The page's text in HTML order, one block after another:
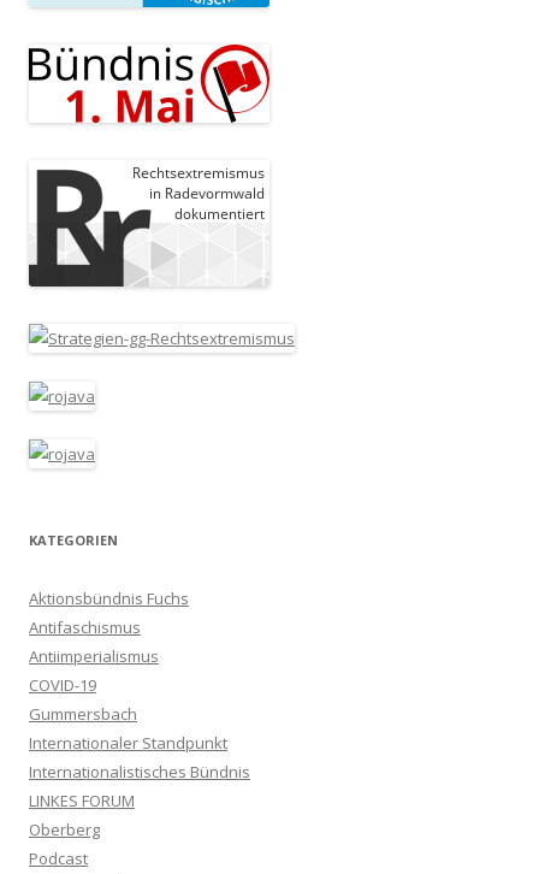
KATEGORIEN
Aktionsbündnis Fuchs
Antifaschismus
Antiimperialismus
COVID-19
Gummersbach
Internationaler Standpunkt
Internationalistisches Bündnis
LINKES FORUM
Oberberg
Podcast